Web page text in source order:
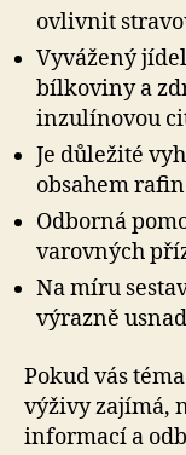
ovlivnit
Vyvážený
bílkoviny a
inzulínovou
Je důležité
obsahem
Odborná
varovných
Na míru
výrazně
Pokud vás
výživy zajímá,
informací a